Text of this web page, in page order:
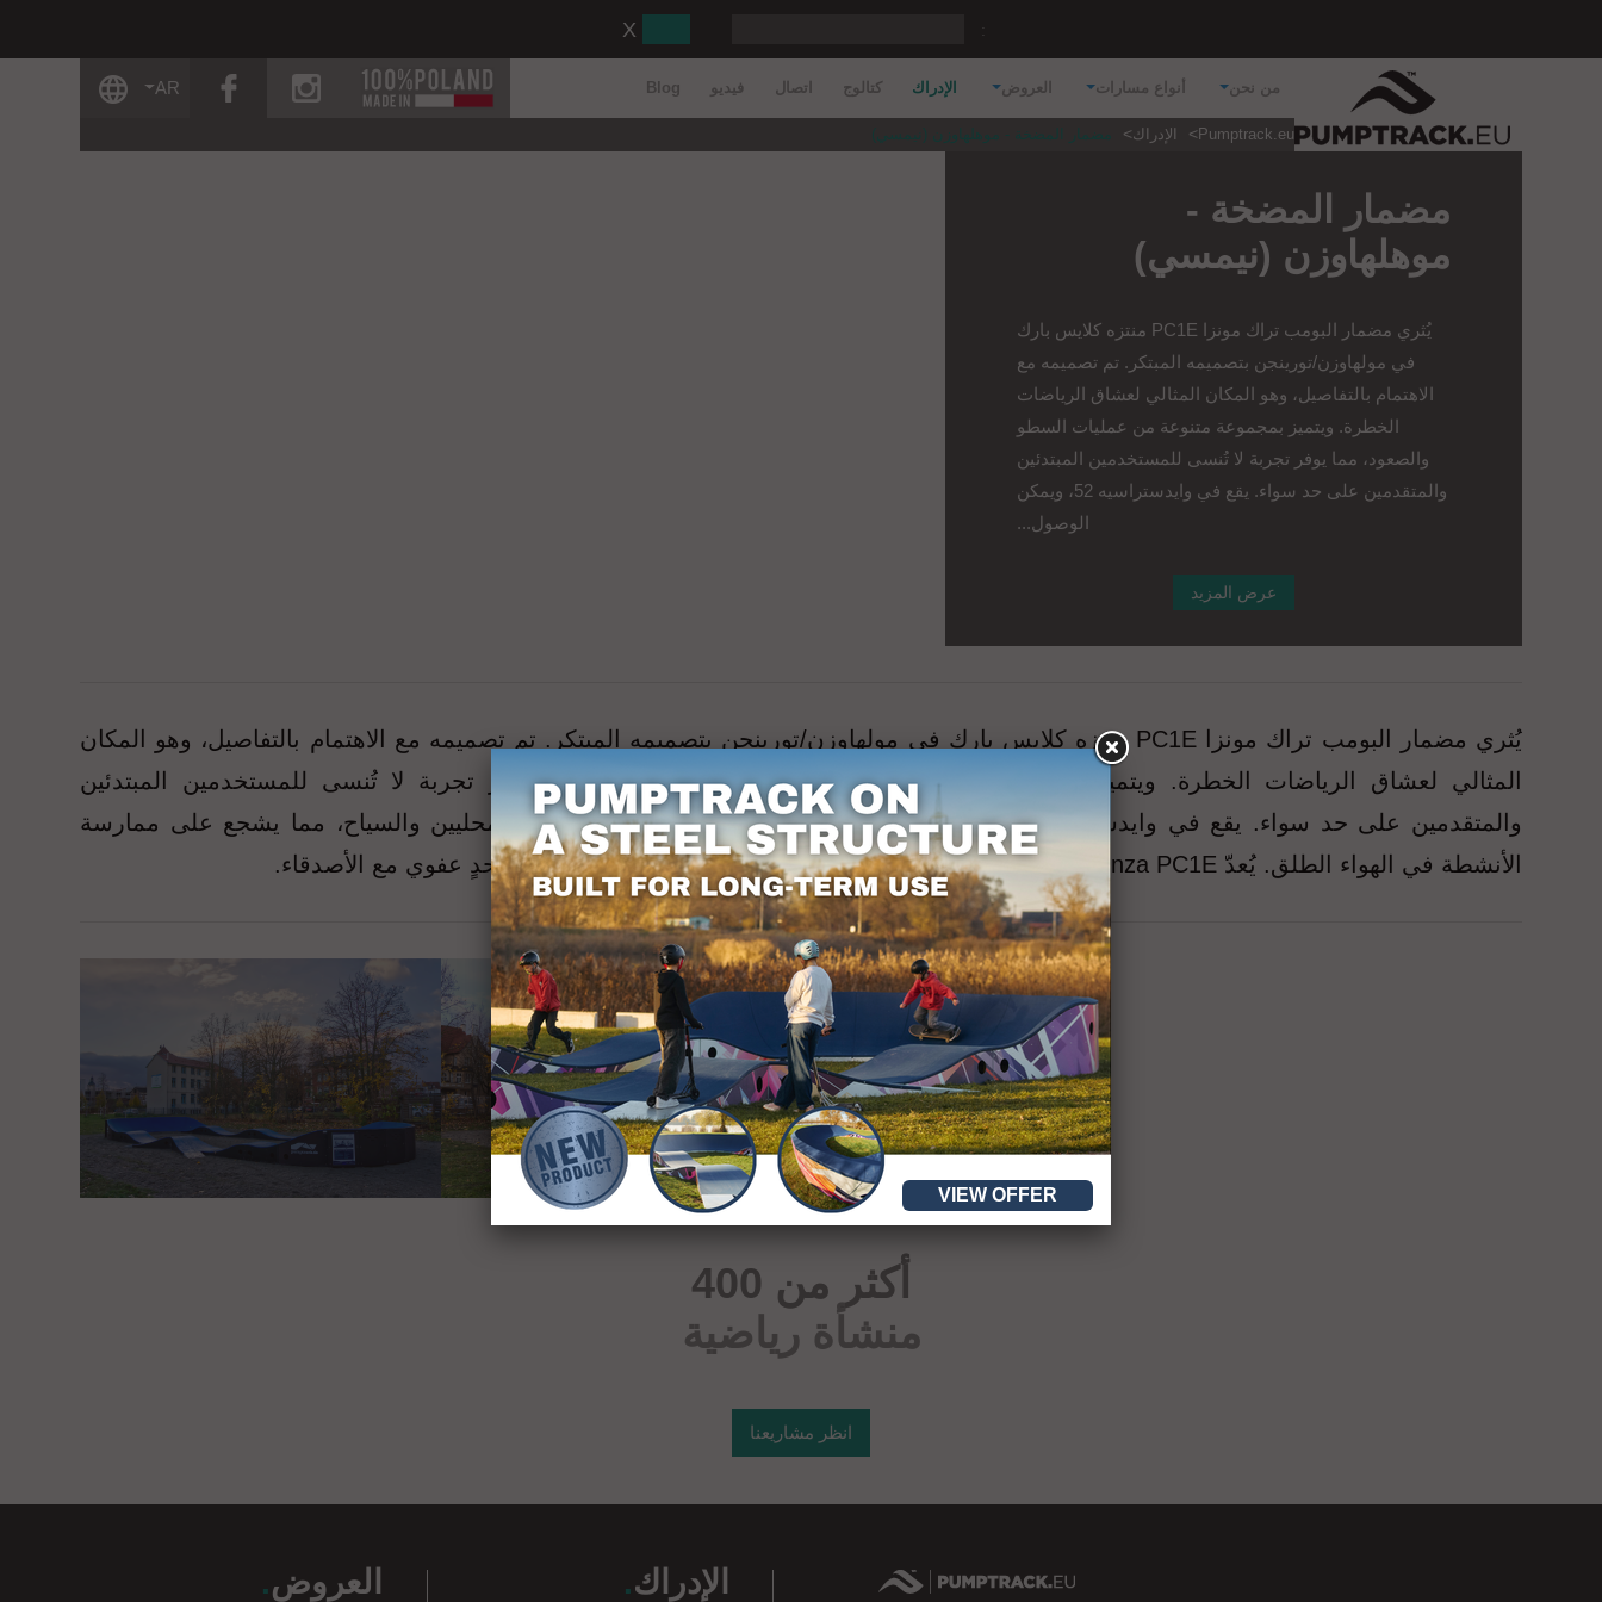
من نحن أنواع مسارات العروض الإدراك كتالوج اتصال فيديو Blog
instagram
AR
Pumptrack.eu الإدراك مضمار المضخة - موهلهاوزن (نيمسي)
مضمار المضخة -
موهلهاوزن (نيمسي)
يُثري مضمار البومب تراك مونزا PC1E منتزه كلايس بارك
في مولهاوزن/تورينجن بتصميمه المبتكر. تم تصميمه مع
الاهتمام بالتفاصيل، وهو المكان المثالي لعشاق الرياضات
الخطرة. ويتميز بمجموعة متنوعة من عمليات السطو
والصعود، مما يوفر تجربة لا تُنسى للمستخدمين المبتدئين
والمتقدمين على حد سواء. يقع في وايدستراسيه 52، ويمكن
الوصول...
عرض المزيد
يُثري مضمار البومب تراك مونزا PC1E منتزه كلايس بارك في مولهاوزن/تورينجن بتصميمه المبتكر. تم تصميمه مع الاهتمام بالتفاصيل، وهو المكان
المثالي لعشاق الرياضات الخطرة. ويتميز بمجموعة متنوعة من عمليات السطو والصعود، مما يوفر تجربة لا تُنسى للمستخدمين المبتدئين
والمتقدمين على حد سواء. يقع في وايدستراسيه 52، ويمكن الوصول إليه بسهولة من قِبل السكان المحليين والسياح، مما يشجع على ممارسة
الأنشطة في الهواء الطلق. يُعدّ Pumptrack Monza PC1E المكان المثالي لجلسة تدريب بعد الظهيرة أو تحدٍ عفوي مع الأصدقاء.
أكثر من 400
منشأة رياضية
انظر مشاريعنا
العروض. الإدراك.
VIEW OFFER